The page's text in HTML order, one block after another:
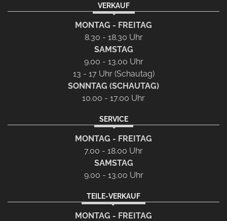
VERKAUF
MONTAG - FREITAG
8.30 - 18.30 Uhr
SAMSTAG
9.00 - 13.00 Uhr
13 - 17 Uhr (Schautag)
SONNTAG (SCHAUTAG)
10.00 - 17.00 Uhr
SERVICE
MONTAG - FREITAG
7.00 - 18.00 Uhr
SAMSTAG
9.00 - 13.00 Uhr
TEILE-VERKAUF
MONTAG - FREITAG